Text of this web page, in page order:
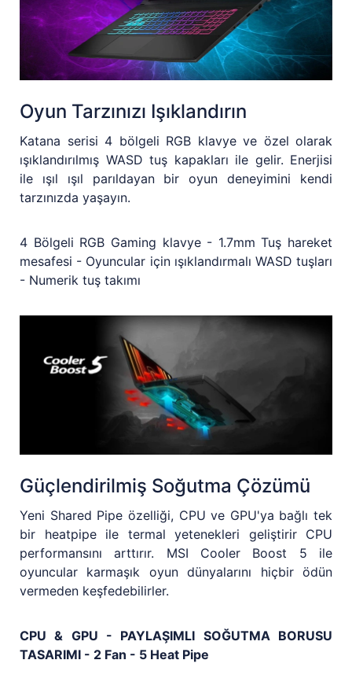
Oyun Tarzınızı Işıklandırın
Katana serisi 4 bölgeli RGB klavye ve özel olarak
ışıklandırılmış WASD tuş kapakları ile gelir. Enerjisi
ile ışıl ışıl parıldayan bir oyun deneyimini kendi
tarzınızda yaşayın.
4 Bölgeli RGB Gaming klavye - 1.7mm Tuş hareket
mesafesi - Oyuncular için ışıklandırmalı WASD tuşları
- Numerik tuş takımı
Güçlendirilmiş Soğutma Çözümü
Yeni Shared Pipe özelliği, CPU ve GPU'ya bağlı tek
bir heatpipe ile termal yetenekleri geliştirir CPU
performansını arttırır. MSI Cooler Boost 5 ile
oyuncular karmaşık oyun dünyalarını hiçbir ödün
vermeden keşfedebilirler.
CPU & GPU - PAYLAŞIMLI SOĞUTMA BORUSU
TASARIMI - 2 Fan - 5 Heat Pipe